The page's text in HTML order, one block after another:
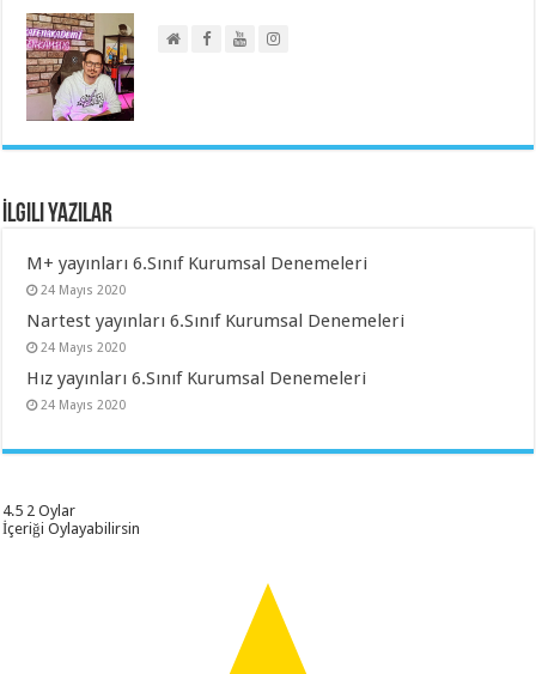
İlgili Yazılar
M+ yayınları 6.Sınıf Kurumsal Denemeleri
24 Mayıs 2020
Nartest yayınları 6.Sınıf Kurumsal Denemeleri
24 Mayıs 2020
Hız yayınları 6.Sınıf Kurumsal Denemeleri
24 Mayıs 2020
4.5 2 Oylar
İçeriği Oylayabilirsin